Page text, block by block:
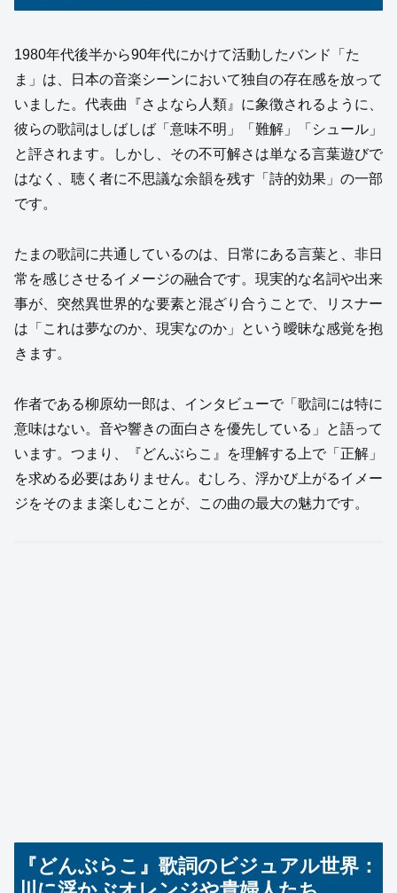
1980年代後半から90年代にかけて活動したバンド「た
ま」は、日本の音楽シーンにおいて独自の存在感を放って
いました。代表曲『さよなら人類』に象徴されるように、
彼らの歌詞はしばしば「意味不明」「難解」「シュール」
と評されます。しかし、その不可解さは単なる言葉遊びで
はなく、聴く者に不思議な余韻を残す「詩的効果」の一部
です。
たまの歌詞に共通しているのは、日常にある言葉と、非日
常を感じさせるイメージの融合です。現実的な名詞や出来
事が、突然異世界的な要素と混ざり合うことで、リスナー
は「これは夢なのか、現実なのか」という曖昧な感覚を抱
きます。
作者である柳原幼一郎は、インタビューで「歌詞には特に
意味はない。音や響きの面白さを優先している」と語って
います。つまり、『どんぶらこ』を理解する上で「正解」
を求める必要はありません。むしろ、浮かび上がるイメー
ジをそのまま楽しむことが、この曲の最大の魅力です。
『どんぶらこ』歌詞のビジュアル世界：